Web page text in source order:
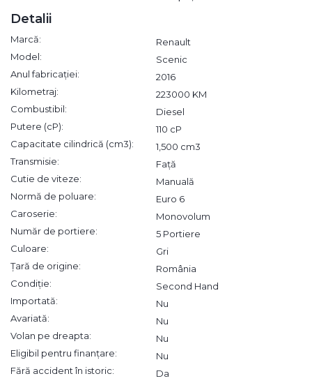
Detalii
Marcă:
Renault
Model:
Scenic
Anul fabricației:
2016
Kilometraj:
223000 KM
Combustibil:
Diesel
Putere (cP):
110 cP
Capacitate cilindrică (cm3):
1,500 cm3
Transmisie:
Față
Cutie de viteze:
Manuală
Normă de poluare:
Euro 6
Caroserie:
Monovolum
Număr de portiere:
5 Portiere
Culoare:
Gri
Țară de origine:
România
Condiție:
Second Hand
Importată:
Nu
Avariată:
Nu
Volan pe dreapta:
Nu
Eligibil pentru finanțare:
Nu
Fără accident în istoric:
Da